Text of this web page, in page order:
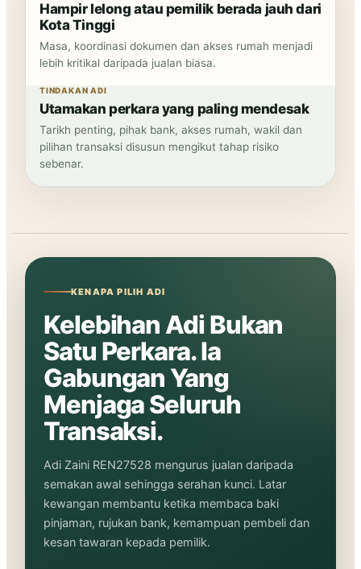
Hampir lelong atau pemilik berada jauh dari
Kota Tinggi
Masa, koordinasi dokumen dan akses rumah menjadi
lebih kritikal daripada jualan biasa.
TINDAKAN ADI
Utamakan perkara yang paling mendesak
Tarikh penting, pihak bank, akses rumah, wakil dan
pilihan transaksi disusun mengikut tahap risiko
sebenar.
KENAPA PILIH ADI
Kelebihan Adi Bukan
Satu Perkara. Ia
Gabungan Yang
Menjaga Seluruh
Transaksi.
Adi Zaini REN27528 mengurus jualan daripada
semakan awal sehingga serahan kunci. Latar
kewangan membantu ketika membaca baki
pinjaman, rujukan bank, kemampuan pembeli dan
kesan tawaran kepada pemilik.